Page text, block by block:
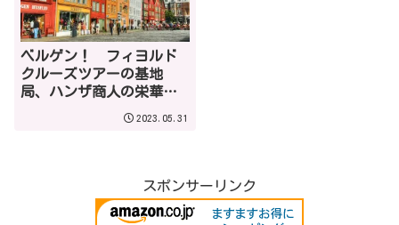
ベルゲン！ フィヨルド
クルーズツアーの基地
局、ハンザ商人の栄華の
残る美しい街、歴史、行
き方、見どころ10選！
2023.05.31
スポンサーリンク